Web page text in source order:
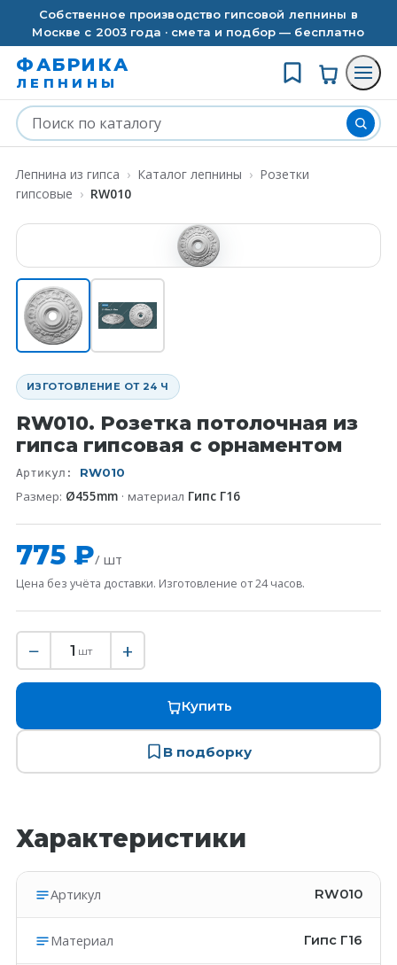
Собственное производство гипсовой лепнины в
Москве с 2003 года · смета и подбор — бесплатно
ФАБРИКА
ЛЕПНИНЫ
Лепнина из гипса › Каталог лепнины › Розетки
гипсовые › RW010
ИЗГОТОВЛЕНИЕ ОТ 24 Ч
RW010. Розетка потолочная из
гипса гипсовая с орнаментом
Артикул: RW010
Размер: Ø455mm · материал Гипс Г16
775 ₽/ шт
Цена без учёта доставки. Изготовление от 24 часов.
− 1 шт +
Купить
В подборку
Характеристики
Артикул RW010
Материал Гипс Г16